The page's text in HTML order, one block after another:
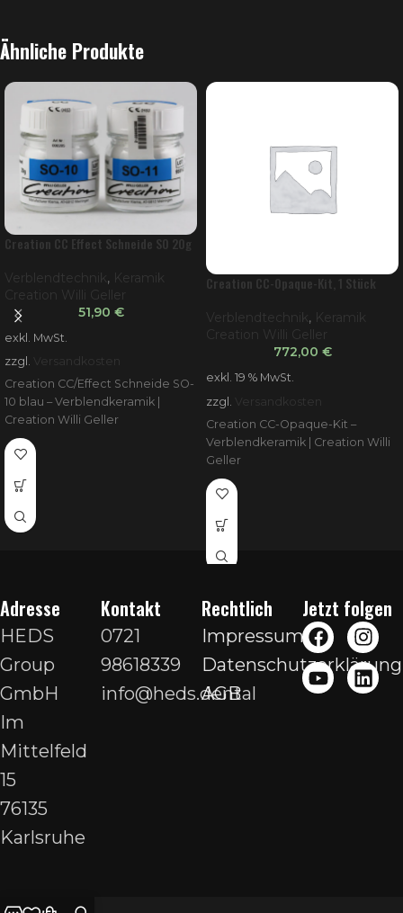
Ähnliche Produkte
Creation CC Effect Schneide SO 20g
Verblendtechnik , Keramik
Creation Willi Geller
51,90 €
exkl. MwSt.
zzgl. Versandkosten
Creation CC/Effect Schneide SO-
10 blau – Verblendkeramik |
Creation Willi Geller
Creation CC-Opaque-Kit, 1 Stück
Verblendtechnik , Keramik
Creation Willi Geller
772,00 €
exkl. 19 % MwSt.
zzgl.
Versandkosten
Creation CC-Opaque-Kit –
Verblendkeramik | Creation Willi
Geller
Adresse
HEDS
Group
GmbH
Im
Mittelfeld
15
76135
Karlsruhe
Kontakt
0721
98618339
info@heds.dental
Rechtlich
Impressum
Datenschutzerklärung
AGB
Jetzt folgen